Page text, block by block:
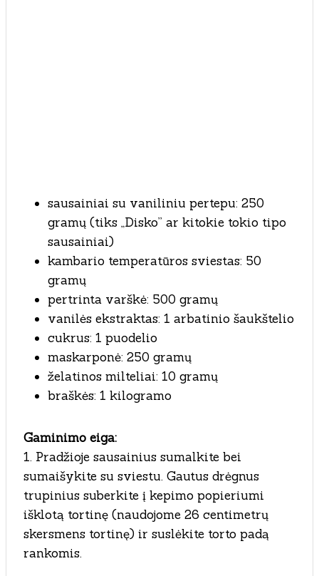
sausainiai su vaniliniu pertepu: 250
gramų (tiks „Disko” ar kitokie tokio tipo
sausainiai)
kambario temperatūros sviestas: 50
gramų
pertrinta varškė: 500 gramų
vanilės ekstraktas: 1 arbatinio šaukštelio
cukrus: 1 puodelio
maskarponė: 250 gramų
želatinos milteliai: 10 gramų
braškės: 1 kilogramo
Gaminimo eiga:
1. Pradžioje sausainius sumalkite bei
sumaišykite su sviestu. Gautus drėgnus
trupinius suberkite į kepimo popieriumi
išklotą tortinę (naudojome 26 centimetrų
skersmens tortinę) ir suslėkite torto padą
rankomis.